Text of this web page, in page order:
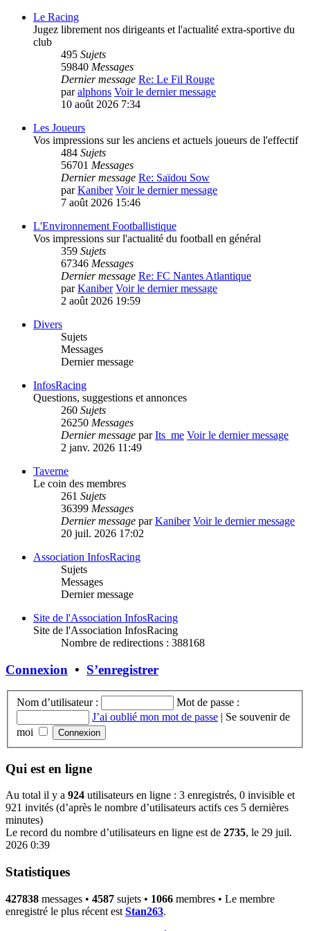
Le Racing
Jugez librement nos dirigeants et l'actualité extra-sportive du
club
495 Sujets
59840 Messages
Dernier message Re: Le Fil Rouge
paralphons Voir le dernier message
10 août 2026 7:34
Les Joueurs
Vos impressions sur les anciens et actuels joueurs de l'effectif
484 Sujets
56701 Messages
Dernier message Re: Saïdou Sow
parKaniber Voir le dernier message
7 août 2026 15:46
L'Environnement Footballistique
Vos impressions sur l'actualité du football en général
359 Sujets
67346 Messages
Dernier message Re: FC Nantes Atlantique
parKaniber Voir le dernier message
2 août 2026 19:59
Divers
Sujets
Messages
Dernier message
InfosRacing
Questions, suggestions et annonces
260 Sujets
26250 Messages
Dernier message parIts_me Voir le dernier message
2 janv. 2026 11:49
Taverne
Le coin des membres
261 Sujets
36399 Messages
Dernier message parKaniber Voir le dernier message
20 juil. 2026 17:02
Association InfosRacing
Sujets
Messages
Dernier message
Site de l'Association InfosRacing
Site de l'Association InfosRacing
Nombre de redirections : 388168
Connexion • S’enregistrer
Nom d’utilisateur :
Mot de passe :
J’ai oublié mon mot de passe | Se souvenir de
moi
Qui est en ligne
Au total il y a 924 utilisateurs en ligne : 3 enregistrés, 0 invisible et
921 invités (d’après le nombre d’utilisateurs actifs ces 5 dernières
minutes)
Le record du nombre d’utilisateurs en ligne est de 2735, le 29 juil.
2026 0:39
Statistiques
427838 messages • 4587 sujets • 1066 membres • Le membre
enregistré le plus récent est Stan263.